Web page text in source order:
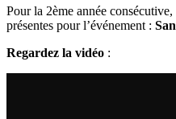
Pour la 2ème année
présentes pour l’événement :
Regardez la vidéo :